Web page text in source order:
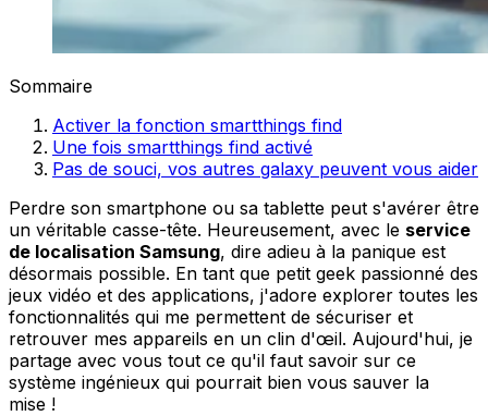
Sommaire
Activer la fonction smartthings find
Une fois smartthings find activé
Pas de souci, vos autres galaxy peuvent vous aider
Perdre son smartphone ou sa tablette peut s'avérer être
un véritable casse-tête. Heureusement, avec le service
de localisation Samsung, dire adieu à la panique est
désormais possible. En tant que petit geek passionné des
jeux vidéo et des applications, j'adore explorer toutes les
fonctionnalités qui me permettent de sécuriser et
retrouver mes appareils en un clin d'œil. Aujourd'hui, je
partage avec vous tout ce qu'il faut savoir sur ce
système ingénieux qui pourrait bien vous sauver la
mise !